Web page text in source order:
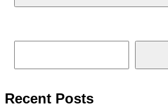
Tìm kiếm
Recent Posts